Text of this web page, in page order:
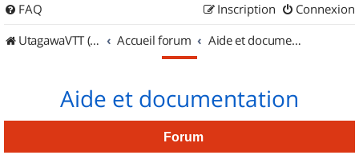
FAQ Connexion
Inscription
UtagawaVTT (Randos VTT et VTTAE avec traces GPS)
Accueil forum Aide et documentation
Aide et documentation
Forum